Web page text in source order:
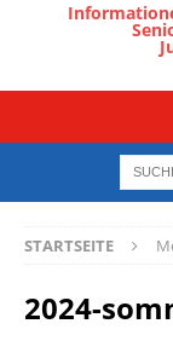
STARTSEITE
2024-